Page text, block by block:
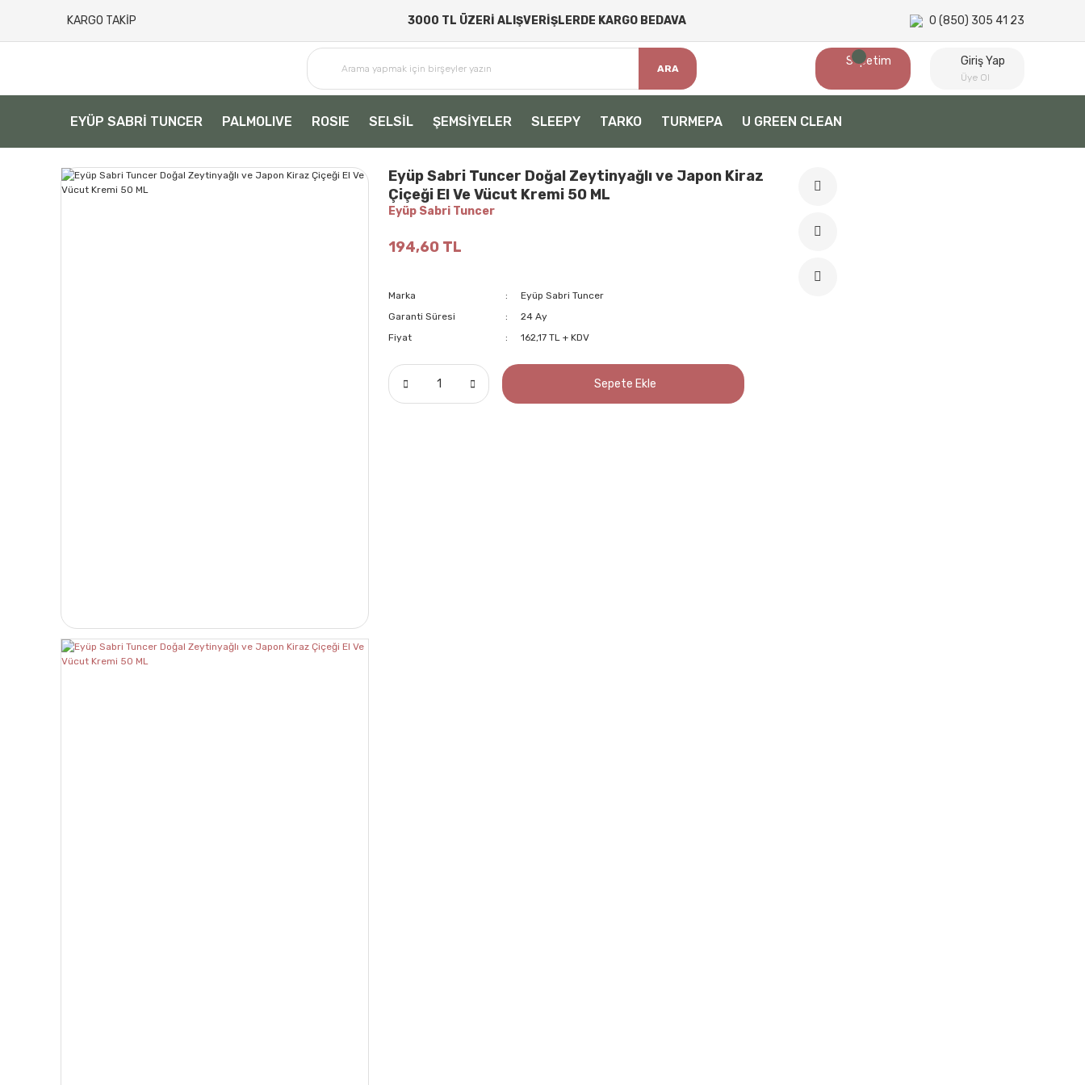
KARGO TAKİP 3000 TL ÜZERİ ALIŞVERİŞLERDE KARGO BEDAVA 0 (850) 305 41 23
ARA
Sepetim Giriş Yap
Üye Ol
EYÜP SABRİ TUNCER PALMOLIVE ROSIE SELSİL ŞEMSİYELER SLEEPY TARKO TURMEPA U GREEN CLEAN
Eyüp Sabri Tuncer Doğal Zeytinyağlı ve Japon Kiraz
Çiçeği El Ve Vücut Kremi 50 ML
Eyüp Sabri Tuncer
194,60 TL
Marka
Eyüp Sabri Tuncer
Garanti Süresi
24 Ay
Fiyat
162,17 TL + KDV
Sepete Ekle